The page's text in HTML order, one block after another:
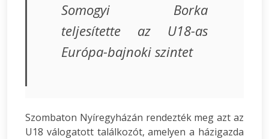
Somogyi Borka
teljesítette az U18-as
Európa-bajnoki szintet
Szombaton Nyíregyházán rendezték meg azt az
U18 válogatott találkozót, amelyen a házigazda